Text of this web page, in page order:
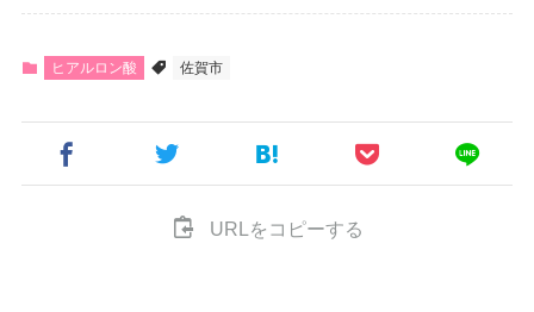
ヒアルロン酸 佐賀市
URLをコピーする